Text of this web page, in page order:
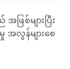
ဖြစ်များပြီး
အလွန်များစေ